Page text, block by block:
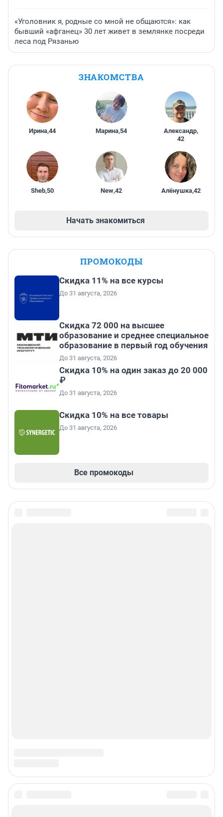
«Уголовник я, родные со мной не общаются»: как
бывший «афганец» 30 лет живет в землянке посреди
леса под Рязанью
ЗНАКОМСТВА
Ирина,44 Марина,54 Александр,
42
Sheb,50 New,42 Алёнушка,42
Начать знакомиться
ПРОМОКОДЫ
Скидка 11% на все курсы
До 31 августа, 2026
Скидка 72 000 на высшее
образование и среднее специальное
образование в первый год обучения
До 31 августа, 2026
Скидка 10% на один заказ до 20 000
₽
До 31 августа, 2026
Скидка 10% на все товары
До 31 августа, 2026
Все промокоды